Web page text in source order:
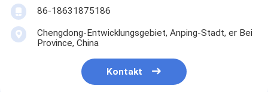
86-18631875186
Chengdong-Entwicklungsgebiet, Anping-Stadt, er Bei
Province, China
Kontakt